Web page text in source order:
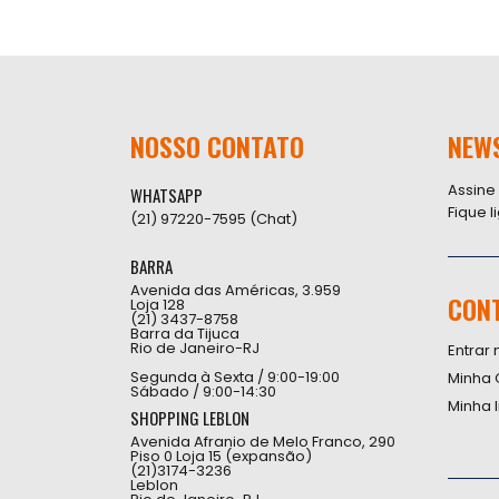
NOSSO CONTATO
WHATSAPP
(21) 97220-7595 (Chat)
BARRA
Avenida das Américas, 3.959
Loja 128
(21) 3437-8758
Barra da Tijuca
Rio de Janeiro-RJ
Segunda à Sexta / 9:00-19:00
Sábado / 9:00-14:30
SHOPPING LEBLON
Avenida Afranio de Melo Franco, 290
Piso 0 Loja 15 (expansão)
(21)3174-3236
Leblon
Fique
Entrar
Minha
Minha